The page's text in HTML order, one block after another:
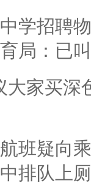
学招聘
局：已
大家买深
班疑向
排队上